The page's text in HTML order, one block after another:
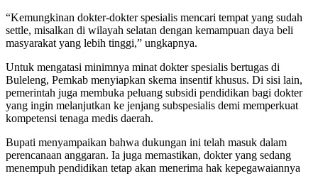
“Kemungkinan dokter-dokter spesialis mencari tempat yang sudah
settle, misalkan di wilayah selatan dengan kemampuan daya beli
masyarakat yang lebih tinggi,” ungkapnya.
Untuk mengatasi minimnya minat dokter spesialis bertugas di
Buleleng, Pemkab menyiapkan skema insentif khusus. Di sisi lain,
pemerintah juga membuka peluang subsidi pendidikan bagi dokter
yang ingin melanjutkan ke jenjang subspesialis demi memperkuat
kompetensi tenaga medis daerah.
Bupati menyampaikan bahwa dukungan ini telah masuk dalam
perencanaan anggaran. Ia juga memastikan, dokter yang sedang
menempuh pendidikan tetap akan menerima hak kepegawaiannya